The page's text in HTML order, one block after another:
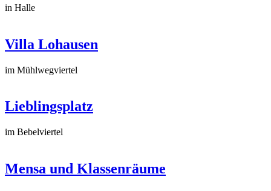
in Halle
Villa Lohausen
im Mühlwegviertel
Lieblingsplatz
im Bebelviertel
Mensa und Klassenräume